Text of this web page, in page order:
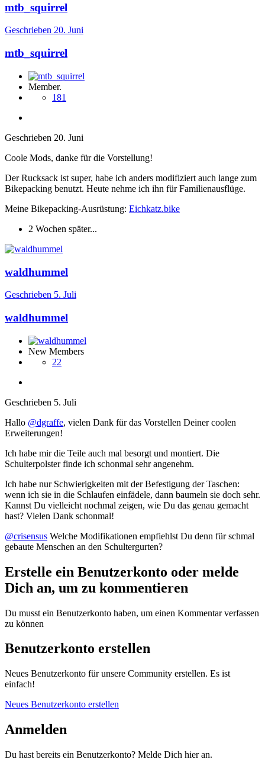
mtb_squirrel
Geschrieben 20. Juni
mtb_squirrel
Member.
181
Geschrieben 20. Juni
Coole Mods, danke für die Vorstellung!
Der Rucksack ist super, habe ich anders modifiziert auch lange zum
Bikepacking benutzt. Heute nehme ich ihn für Familienausflüge.
Meine Bikepacking-Ausrüstung: Eichkatz.bike
2 Wochen später...
waldhummel
Geschrieben 5. Juli
waldhummel
New Members
22
Geschrieben 5. Juli
Hallo @dgraffe, vielen Dank für das Vorstellen Deiner coolen
Erweiterungen!
Ich habe mir die Teile auch mal besorgt und montiert. Die
Schulterpolster finde ich schonmal sehr angenehm.
Ich habe nur Schwierigkeiten mit der Befestigung der Taschen:
wenn ich sie in die Schlaufen einfädele, dann baumeln sie doch sehr.
Kannst Du vielleicht nochmal zeigen, wie Du das genau gemacht
hast? Vielen Dank schonmal!
@crisensus Welche Modifikationen empfiehlst Du denn für schmal
gebaute Menschen an den Schultergurten?
Erstelle ein Benutzerkonto oder melde
Dich an, um zu kommentieren
Du musst ein Benutzerkonto haben, um einen Kommentar verfassen
zu können
Benutzerkonto erstellen
Neues Benutzerkonto für unsere Community erstellen. Es ist
einfach!
Neues Benutzerkonto erstellen
Anmelden
Du hast bereits ein Benutzerkonto? Melde Dich hier an.